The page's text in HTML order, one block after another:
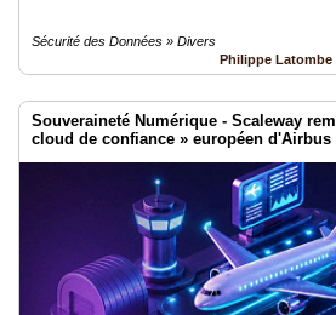
Sécurité des Données » Divers
Philippe Latombe
Souveraineté Numérique - Scaleway
cloud de confiance » européen d'Airbus